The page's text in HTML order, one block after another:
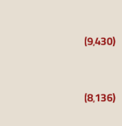
(9٬430)
(8٬136)